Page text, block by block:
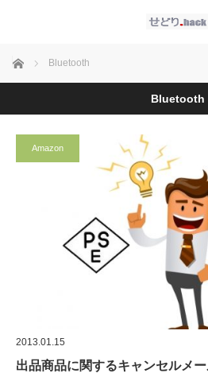
ホーム Bluetooth
Bluetooth
Amazon
2013.01.15
出品商品に関するキャンセルメー